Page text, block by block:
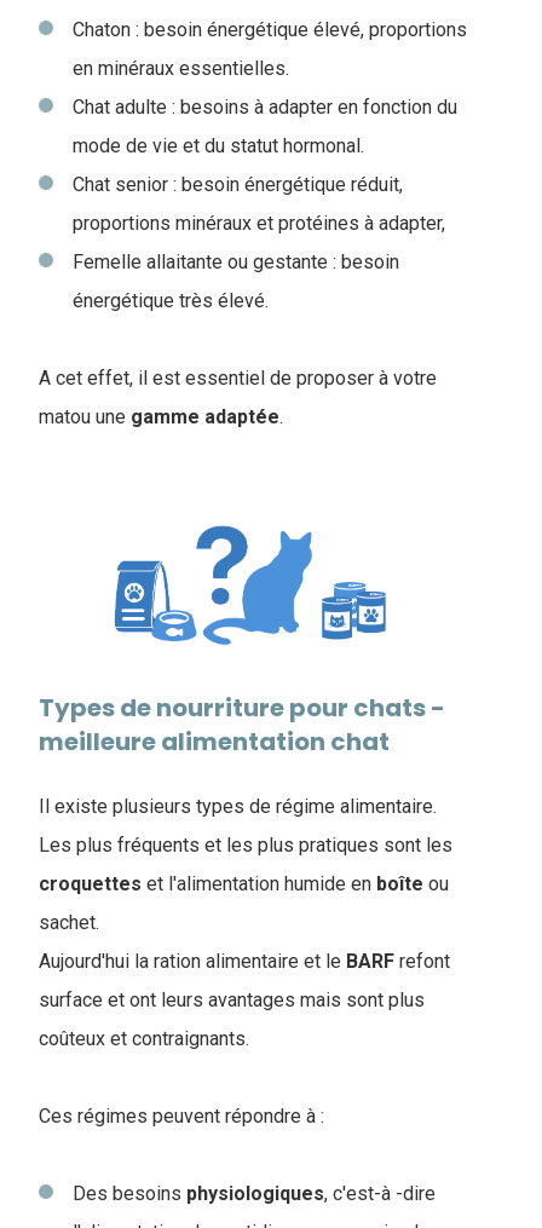
Chaton : besoin énergétique élevé, proportions
en minéraux essentielles.
Chat adulte : besoins à adapter en fonction du
mode de vie et du statut hormonal.
Chat senior : besoin énergétique réduit,
proportions minéraux et protéines à adapter,
Femelle allaitante ou gestante : besoin
énergétique très élevé.
A cet effet, il est essentiel de proposer à votre
matou une gamme adaptée.
Types de nourriture pour chats -
meilleure alimentation chat
Il existe plusieurs types de régime alimentaire.
Les plus fréquents et les plus pratiques sont les
croquettes et l'alimentation humide en boîte ou
sachet.
Aujourd'hui la ration alimentaire et le BARF refont
surface et ont leurs avantages mais sont plus
coûteux et contraignants.
Ces régimes peuvent répondre à :
Des besoins physiologiques, c'est-à -dire